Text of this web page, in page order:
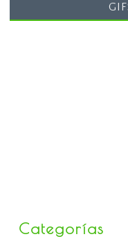
Categorías